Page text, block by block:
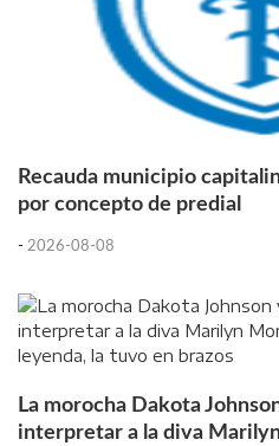
Recauda municipio
por concepto de predial
- 2026-08-08
La morocha Dakota
interpretar a la diva